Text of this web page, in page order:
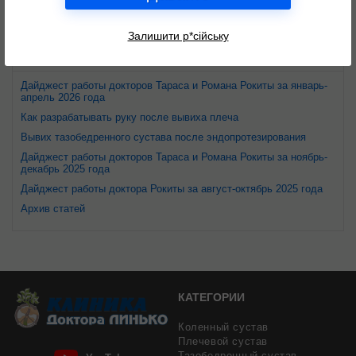
Залишити р*сійську
Дайджест работы докторов Тараса и Романа Рокиты за январь-
апрель 2026 года
Как разрабатывать руку после вывиха плеча
Вывих тазобедренного сустава после эндопротезирования
Дайджест работы докторов Тараса и Романа Рокиты за ноябрь-
декабрь 2025 года
Дайджест работы доктора Рокиты за август-октябрь 2025 года
Архив статей
КАТЕГОРИИ
Коленный сустав
Плечевой сустав